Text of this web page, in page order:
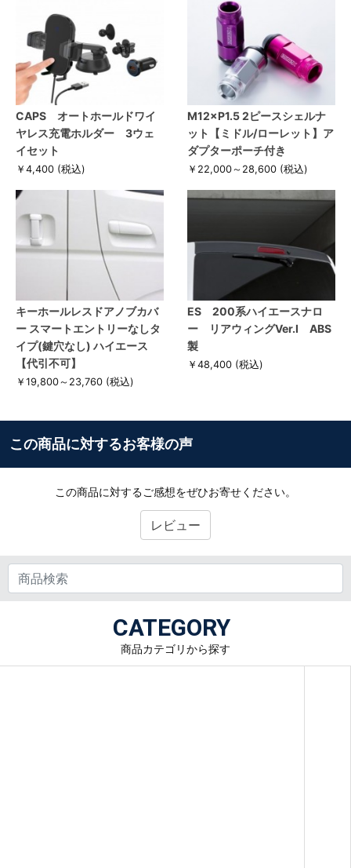
CAPS オートホールドワイ
ヤレス充電ホルダー 3ウェ
イセット
￥4,400 (税込)
M12×P1.5 2ピースシェルナ
ット【ミドル/ローレット】ア
ダプターポーチ付き
￥22,000～28,600 (税込)
キーホールレスドアノブカバ
ー スマートエントリーなしタ
イプ(鍵穴なし) ハイエース
【代引不可】
￥19,800～23,760 (税込)
ES 200系ハイエースナロ
ー リアウィングVer.I ABS
製
￥48,400 (税込)
この商品に対するお客様の声
この商品に対するご感想をぜひお寄せください。
レビュー
CATEGORY
商品カテゴリから探す